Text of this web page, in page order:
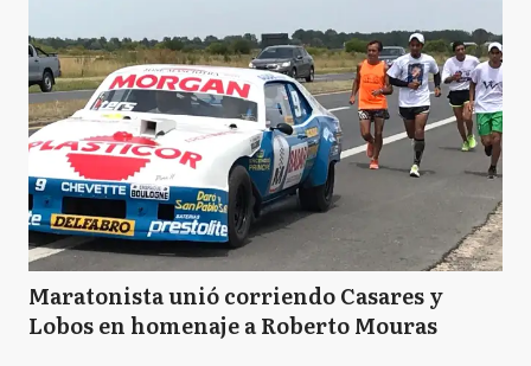
Maratonista unió corriendo Casares y
Lobos en homenaje a Roberto Mouras